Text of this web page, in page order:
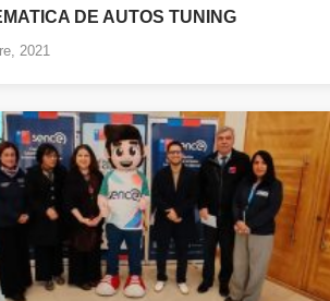
DE AUTOS TUNING
2021